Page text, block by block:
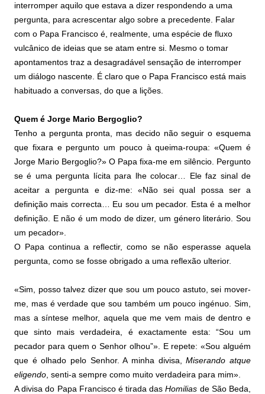
interromper aquilo que estava a dizer respondendo a uma
pergunta, para acrescentar algo sobre a precedente. Falar
com o Papa Francisco é, realmente, uma espécie de fluxo
vulcânico de ideias que se atam entre si. Mesmo o tomar
apontamentos traz a desagradável sensação de interromper
um diálogo nascente. É claro que o Papa Francisco está mais
habituado a conversas, do que a lições.
Quem é Jorge Mario Bergoglio?
Tenho a pergunta pronta, mas decido não seguir o esquema
que fixara e pergunto um pouco à queima-roupa: «Quem é
Jorge Mario Bergoglio?» O Papa fixa-me em silêncio. Pergunto
se é uma pergunta lícita para lhe colocar… Ele faz sinal de
aceitar a pergunta e diz-me: «Não sei qual possa ser a
definição mais correcta… Eu sou um pecador. Esta é a melhor
definição. E não é um modo de dizer, um género literário. Sou
um pecador».
O Papa continua a reflectir, como se não esperasse aquela
pergunta, como se fosse obrigado a uma reflexão ulterior.
«Sim, posso talvez dizer que sou um pouco astuto, sei mover-
me, mas é verdade que sou também um pouco ingénuo. Sim,
mas a síntese melhor, aquela que me vem mais de dentro e
que sinto mais verdadeira, é exactamente esta: “Sou um
pecador para quem o Senhor olhou”». E repete: «Sou alguém
que é olhado pelo Senhor. A minha divisa,Miserando atque
eligendo , senti-a sempre como muito verdadeira para mim».
A divisa do Papa Francisco é tirada dasHomilias de São Beda,